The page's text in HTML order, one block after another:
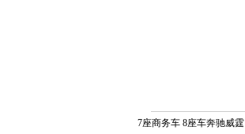
7座商务车 8座车奔驰威霆